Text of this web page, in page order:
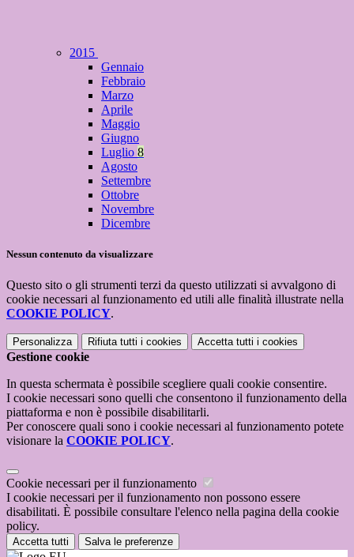
2015
Gennaio
Febbraio
Marzo
Aprile
Maggio
Giugno
Luglio 8
Agosto
Settembre
Ottobre
Novembre
Dicembre
Nessun contenuto da visualizzare
Questo sito o gli strumenti terzi da questo utilizzati si avvalgono di
cookie necessari al funzionamento ed utili alle finalità illustrate nella
COOKIE POLICY.
Personalizza Rifiuta tutti i cookies Accetta tutti i cookies
Gestione cookie
In questa schermata è possibile scegliere quali cookie consentire.
I cookie necessari sono quelli che consentono il funzionamento della
piattaforma e non è possibile disabilitarli.
Per conoscere quali sono i cookie necessari al funzionamento potete
visionare la COOKIE POLICY.
Cookie necessari per il funzionamento
I cookie necessari per il funzionamento non possono essere
disabilitati. È possibile consultare l'elenco nella pagina della cookie
policy.
Accetta tutti Salva le preferenze